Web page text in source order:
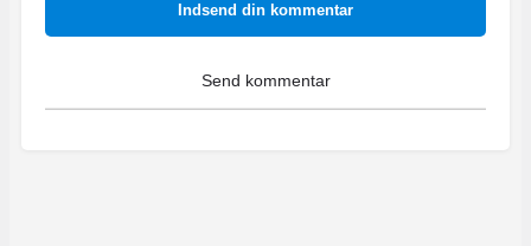
Indsend din kommentar